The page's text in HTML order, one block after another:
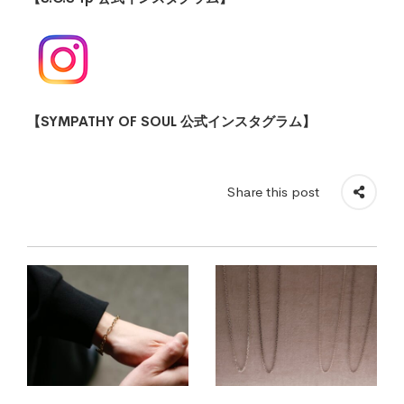
【SYMPATHY OF SOUL 公式インスタグラム】
Share this post